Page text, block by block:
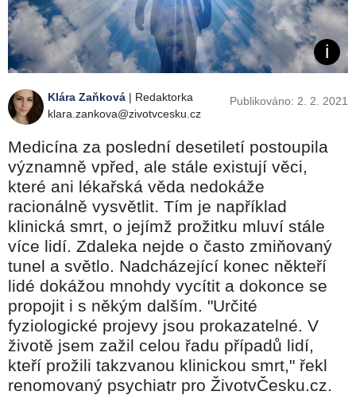
Klára Zaňková | Redaktorka
klara.zankova@zivotvcesku.cz
Publikováno: 2. 2. 2021
Medicína za poslední desetiletí postoupila
významně vpřed, ale stále existují věci,
které ani lékařská věda nedokáže
racionálně vysvětlit. Tím je například
klinická smrt, o jejímž prožitku mluví stále
více lidí. Zdaleka nejde o často zmiňovaný
tunel a světlo. Nadcházející konec někteří
lidé dokážou mnohdy vycítit a dokonce se
propojit i s někým dalším. "Určité
fyziologické projevy jsou prokazatelné. V
životě jsem zažil celou řadu případů lidí,
kteří prožili takzvanou klinickou smrt," řekl
renomovaný psychiatr pro ŽivotvČesku.cz.